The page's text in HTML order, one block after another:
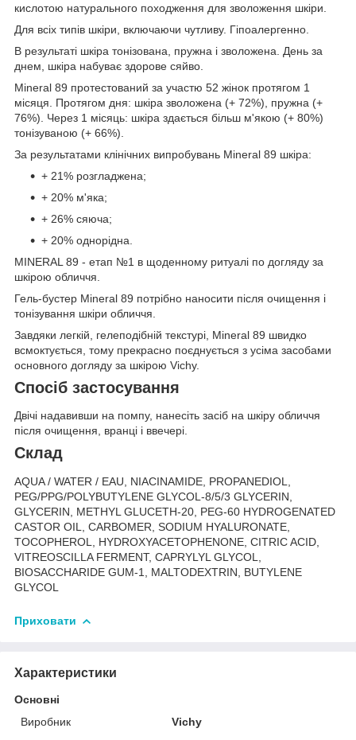
кислотою натурального походження для зволоження шкіри.
Для всіх типів шкіри, включаючи чутливу. Гіпоалергенно.
В результаті шкіра тонізована, пружна і зволожена. День за
днем, шкіра набуває здорове сяйво.
Mineral 89 протестований за участю 52 жінок протягом 1
місяця. Протягом дня: шкіра зволожена (+ 72%), пружна (+
76%). Через 1 місяць: шкіра здається більш м'якою (+ 80%)
тонізуваною (+ 66%).
За результатами клінічних випробувань Mineral 89 шкіра:
+ 21% розгладжена;
+ 20% м'яка;
+ 26% сяюча;
+ 20% однорідна.
MINERAL 89 - етап №1 в щоденному ритуалі по догляду за
шкірою обличчя.
Гель-бустер Mineral 89 потрібно наносити після очищення і
тонізування шкіри обличчя.
Завдяки легкій, гелеподібній текстурі, Mineral 89 швидко
всмоктується, тому прекрасно поєднується з усіма засобами
основного догляду за шкірою Vichy.
Спосіб застосування
Двічі надавивши на помпу, нанесіть засіб на шкіру обличчя
після очищення, вранці і ввечері.
Склад
AQUA / WATER / EAU, NIACINAMIDE, PROPANEDIOL,
PEG/PPG/POLYBUTYLENE GLYCOL-8/5/3 GLYCERIN,
GLYCERIN, METHYL GLUCETH-20, PEG-60 HYDROGENATED
CASTOR OIL, CARBOMER, SODIUM HYALURONATE,
TOCOPHEROL, HYDROXYACETOPHENONE, CITRIC ACID,
VITREOSCILLA FERMENT, CAPRYLYL GLYCOL,
BIOSACCHARIDE GUM-1, MALTODEXTRIN, BUTYLENE
GLYCOL
Приховати
Характеристики
Основні
Виробник
Vichy